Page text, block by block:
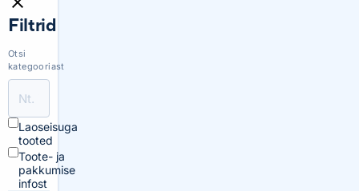
Filtrid
Otsi
kategooriast
Laoseisuga
tooted
Toote- ja
pakkumise
infost